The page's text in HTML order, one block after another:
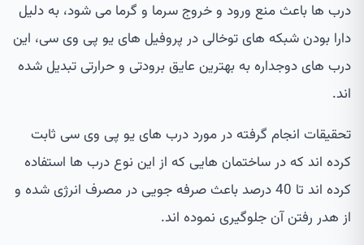
درب ها باعث منع ورود و خروج سرما و گرما می شود، به دلیل
دارا بودن شبکه های توخالی در پروفیل های یو پی وی سی، این
درب های دوجداره به بهترین عایق برودتی و حرارتی تبدیل شده
اند.
تحقیقات انجام گرفته در مورد درب های یو پی وی سی ثابت
کرده اند که در ساختمان هایی که از این نوع درب ها استفاده
کرده اند تا 40 درصد باعث صرفه جویی در مصرف انرژی شده و
از هدر رفتن آن جلوگیری نموده اند.